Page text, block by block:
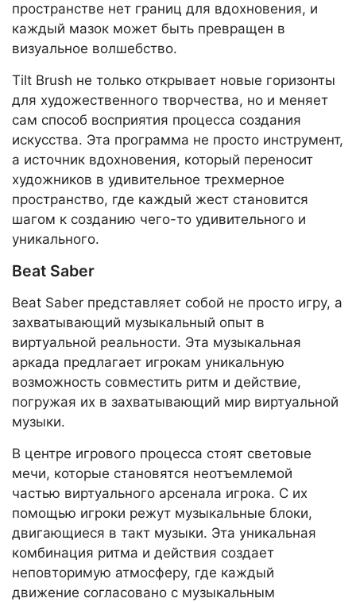
пространстве нет границ для вдохновения, и
каждый мазок может быть превращен в
визуальное волшебство.
Tilt Brush не только открывает новые горизонты
для художественного творчества, но и меняет
сам способ восприятия процесса создания
искусства. Эта программа не просто инструмент,
а источник вдохновения, который переносит
художников в удивительное трехмерное
пространство, где каждый жест становится
шагом к созданию чего-то удивительного и
уникального.
Beat Saber
Beat Saber представляет собой не просто игру, а
захватывающий музыкальный опыт в
виртуальной реальности. Эта музыкальная
аркада предлагает игрокам уникальную
возможность совместить ритм и действие,
погружая их в захватывающий мир виртуальной
музыки.
В центре игрового процесса стоят световые
мечи, которые становятся неотъемлемой
частью виртуального арсенала игрока. С их
помощью игроки режут музыкальные блоки,
двигающиеся в такт музыки. Эта уникальная
комбинация ритма и действия создает
неповторимую атмосферу, где каждый
движение согласовано с музыкальным